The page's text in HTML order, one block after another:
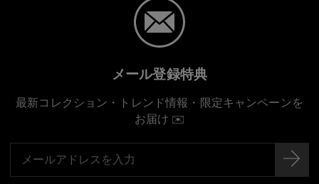
メール登録特典
最新コレクション・トレンド情報・限定キャンペーンを
お届け ✉️